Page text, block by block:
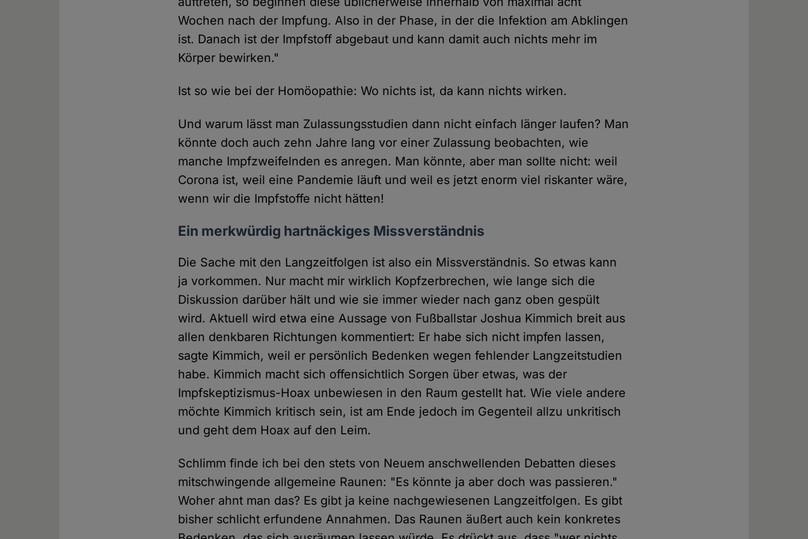
Wochen nach der Impfung. Also in der Phase, in der die Infektion am Abklingen
ist. Danach ist der Impfstoff abgebaut und kann damit auch nichts mehr im
Körper bewirken."
Ist so wie bei der Homöopathie: Wo nichts ist, da kann nichts wirken.
Und warum lässt man Zulassungsstudien dann nicht einfach länger laufen? Man
könnte doch auch zehn Jahre lang vor einer Zulassung beobachten, wie
manche Impfzweifelnden es anregen. Man könnte, aber man sollte nicht: weil
Corona ist, weil eine Pandemie läuft und weil es jetzt enorm viel riskanter wäre,
wenn wir die Impfstoffe nicht hätten!
Ein merkwürdig hartnäckiges Missverständnis
Die Sache mit den Langzeitfolgen ist also ein Missverständnis. So etwas kann
ja vorkommen. Nur macht mir wirklich Kopfzerbrechen, wie lange sich die
Diskussion darüber hält und wie sie immer wieder nach ganz oben gespült
wird. Aktuell wird etwa eine Aussage von Fußballstar Joshua Kimmich breit aus
allen denkbaren Richtungen kommentiert: Er habe sich nicht impfen lassen,
sagte Kimmich, weil er persönlich Bedenken wegen fehlender Langzeitstudien
habe. Kimmich macht sich offensichtlich Sorgen über etwas, was der
Impfskeptizismus-Hoax unbewiesen in den Raum gestellt hat. Wie viele andere
möchte Kimmich kritisch sein, ist am Ende jedoch im Gegenteil allzu unkritisch
und geht dem Hoax auf den Leim.
Schlimm finde ich bei den stets von Neuem anschwellenden Debatten dieses
mitschwingende allgemeine Raunen: "Es könnte ja aber doch was passieren."
Woher ahnt man das? Es gibt ja keine nachgewiesenen Langzeitfolgen. Es gibt
bisher schlicht erfundene Annahmen. Das Raunen äußert auch kein konkretes